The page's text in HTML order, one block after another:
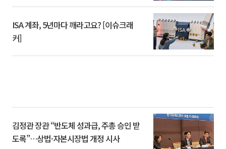
ISA 계좌, 5년마다 깨라고요? [이슈크래
커]
김정관 장관 “반도체 성과급, 주총 승인 받
도록”…상법·자본시장법 개정 시사